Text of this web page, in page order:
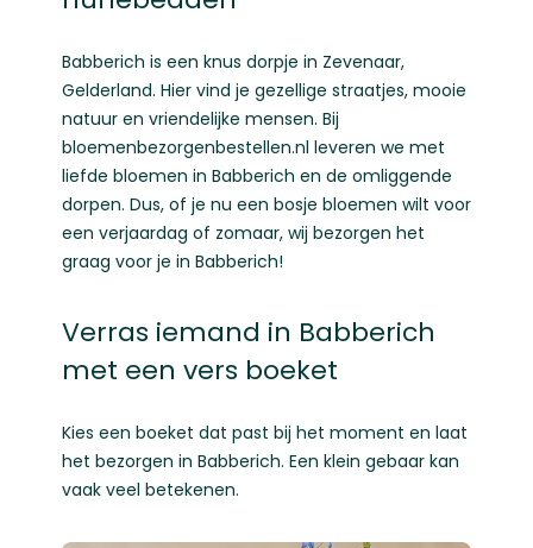
Babberich is een knus dorpje in Zevenaar,
Gelderland. Hier vind je gezellige straatjes, mooie
natuur en vriendelijke mensen. Bij
bloemenbezorgenbestellen.nl leveren we met
liefde bloemen in Babberich en de omliggende
dorpen. Dus, of je nu een bosje bloemen wilt voor
een verjaardag of zomaar, wij bezorgen het
graag voor je in Babberich!
Verras iemand in Babberich
met een vers boeket
Kies een boeket dat past bij het moment en laat
het bezorgen in Babberich. Een klein gebaar kan
vaak veel betekenen.